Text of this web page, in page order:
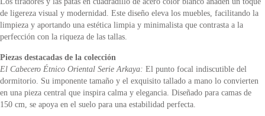
de ligereza visual y modernidad. Este diseño eleva los muebles, facilitando la
limpieza y aportando una estética limpia y minimalista que contrasta a la
perfección con la riqueza de las tallas.
Piezas destacadas de la colección
El Cabecero Étnico Oriental Serie Arkaya: El punto focal indiscutible del
dormitorio. Su imponente tamaño y el exquisito tallado a mano lo convierten
en una pieza central que inspira calma y elegancia. Diseñado para camas de
150 cm, se apoya en el suelo para una estabilidad perfecta.